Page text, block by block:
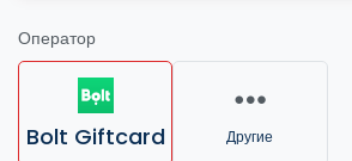
Оператор
Bolt Giftcard Другие